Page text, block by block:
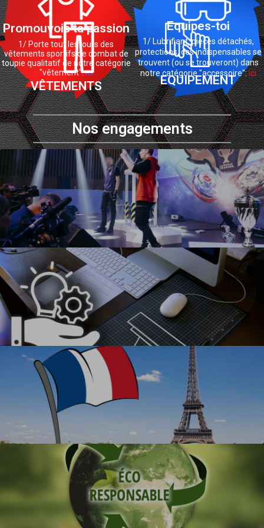
EQUIPEMENT
Equipes-toi
1/ Lubrifiant, pièces détachés,
protections, ces indispensables se
trouvent (ou se trouveront) dans
notre catégorie "accessoire":ici
VÊTEMENTS
Promouvois ta passion
1/ Porte tout les jours des
vêtements sportifs de combat de
toupie qualitatif de notre catégorie
"vêtement":ici
Nos engagements